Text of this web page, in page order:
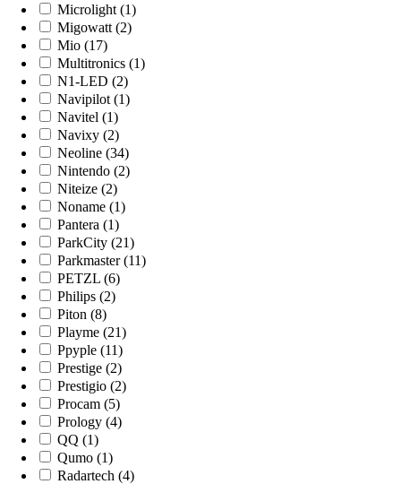
Microlight (1)
Migowatt (2)
Mio (17)
Multitronics (1)
N1-LED (2)
Navipilot (1)
Navitel (1)
Navixy (2)
Neoline (34)
Nintendo (2)
Niteize (2)
Noname (1)
Pantera (1)
ParkCity (21)
Parkmaster (11)
PETZL (6)
Philips (2)
Piton (8)
Playme (21)
Ppyple (11)
Prestige (2)
Prestigio (2)
Procam (5)
Prology (4)
QQ (1)
Qumo (1)
Radartech (4)